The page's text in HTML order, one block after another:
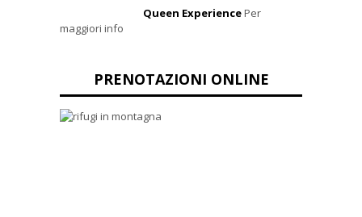
Queen ExperiencePer
maggiori info
PRENOTAZIONI ONLINE